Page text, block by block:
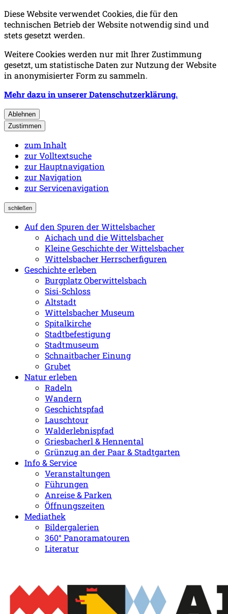
Diese Website verwendet Cookies, die für den
technischen Betrieb der Website notwendig sind und
stets gesetzt werden.
Weitere Cookies werden nur mit Ihrer Zustimmung
gesetzt, um statistische Daten zur Nutzung der Website
in anonymisierter Form zu sammeln.
Mehr dazu in unserer Datenschutzerklärung.
Ablehnen
Zustimmen
zum Inhalt
zur Volltextsuche
zur Hauptnavigation
zur Navigation
zur Servicenavigation
schließen
Auf den Spuren der Wittelsbacher
Aichach und die Wittelsbacher
Kleine Geschichte der Wittelsbacher
Wittelsbacher Herrscherfiguren
Geschichte erleben
Burgplatz Oberwittelsbach
Sisi-Schloss
Altstadt
Wittelsbacher Museum
Spitalkirche
Stadtbefestigung
Stadtmuseum
Schnaitbacher Einung
Grubet
Natur erleben
Radeln
Wandern
Geschichtspfad
Lauschtour
Walderlebnispfad
Griesbacherl & Hennental
Grünzug an der Paar & Stadtgarten
Info & Service
Veranstaltungen
Führungen
Anreise & Parken
Öffnungszeiten
Mediathek
Bildergalerien
360° Panoramatouren
Literatur